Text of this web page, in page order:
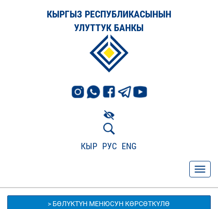
КЫРГЫЗ РЕСПУБЛИКАСЫНЫН
УЛУТТУК БАНКЫ
КЫР РУС ENG
> БӨЛҮКТҮН МЕНЮСУН КӨРСӨТКҮЛӨ